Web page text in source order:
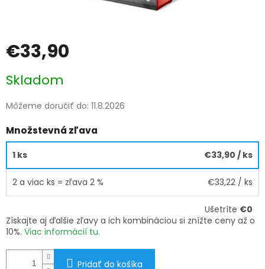
€33,90
cena:
Skladom
Môžeme doručiť do: 11.8.2026
Množstevná zľava
1 ks €33,90 / ks
2 a viac ks = zľava 2 % €33,22 / ks
Ušetríte €0
Získajte aj ďalšie zľavy a ich kombináciou si znížte ceny až o
10%. Viac informácií tu.
Pridať do košíka